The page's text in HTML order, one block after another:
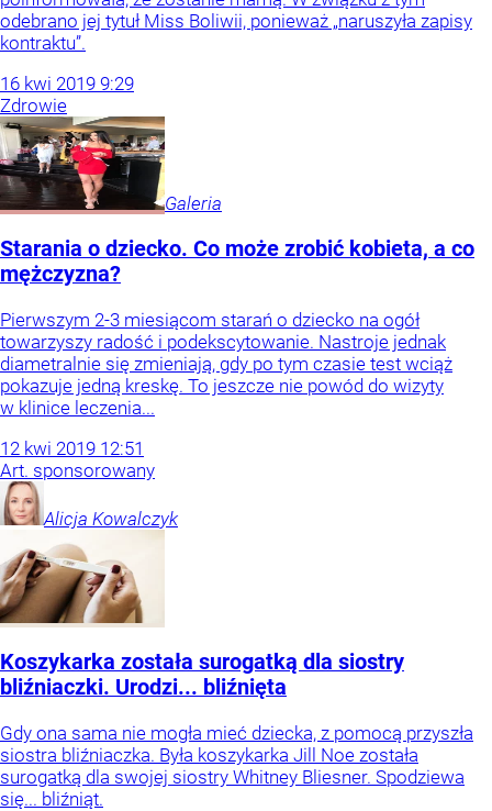
odebrano jej tytuł Miss Boliwii, ponieważ „naruszyła zapisy
kontraktu”.
16 kwi 2019 9:29
Zdrowie
Galeria
Starania o dziecko. Co może zrobić kobieta, a co
mężczyzna?
Pierwszym 2-3 miesiącom starań o dziecko na ogół
towarzyszy radość i podekscytowanie. Nastroje jednak
diametralnie się zmieniają, gdy po tym czasie test wciąż
pokazuje jedną kreskę. To jeszcze nie powód do wizyty
w klinice leczenia...
12 kwi 2019 12:51
Art. sponsorowany
Alicja Kowalczyk
Koszykarka została surogatką dla siostry
bliźniaczki. Urodzi... bliźnięta
Gdy ona sama nie mogła mieć dziecka, z pomocą przyszła
siostra bliźniaczka. Była koszykarka Jill Noe została
surogatką dla swojej siostry Whitney Bliesner. Spodziewa
się... bliźniąt.